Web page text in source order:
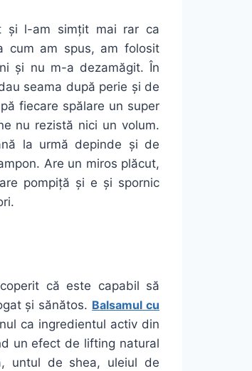
și l-am simțit mai rar ca
cum am spus, am folosit
și nu m-a dezamăgit. În
seama după perie și de
fiecare spălare un super
nu rezistă nici un volum.
la urmă depinde și de
Are un miros plăcut,
pompiță și e și spornic
că este capabil să
și sănătos. Balsamul cu
ca ingredientul activ din
un efect de lifting natural
untul de shea, uleiul de